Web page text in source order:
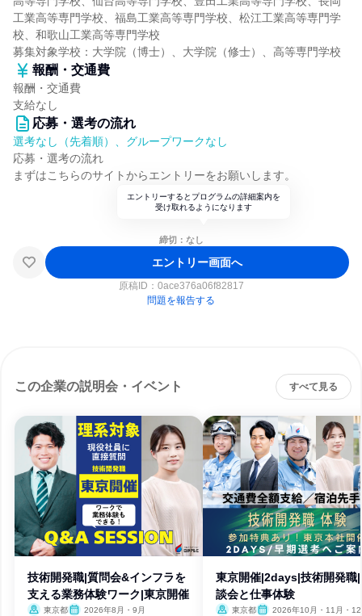
工業高等専門学校、福島工業高等専門学校、松江工業高等専門学
校、和歌山工業高等専門学校
募集対象学校：大学院（博士）、大学院（修士）、高等専門学校
報酬・交通費
報酬・交通費
支給なし
応募・選考の流れ
選考なし（先着順）、グループワークなし
応募・選考の流れ
まずはこちらのサイトからエントリーをお願いします。
エントリーするとプログラムの詳細案内を
受け取れるようになります
締切：なし
エントリー画面へ
原稿ID： 0ace376a06f82817
問題を報告する
この企業の説明会・イベント すべて見る
技術開発職|質問会&インフラを
支える業務体験ワーク|東京開催
東京都
2026年8月・9月
東京開催|2days|技術開発職
談会と仕事体験
東京都
2026年10月・11月・